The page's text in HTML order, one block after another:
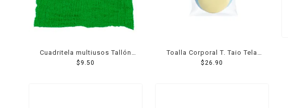
Cuadritela multiusos Tallón
para trastes 1 pza
$ 9.50
Toalla Corporal T. Taio Tela
Esponja Extrasuave 1 Pzs
$26.90